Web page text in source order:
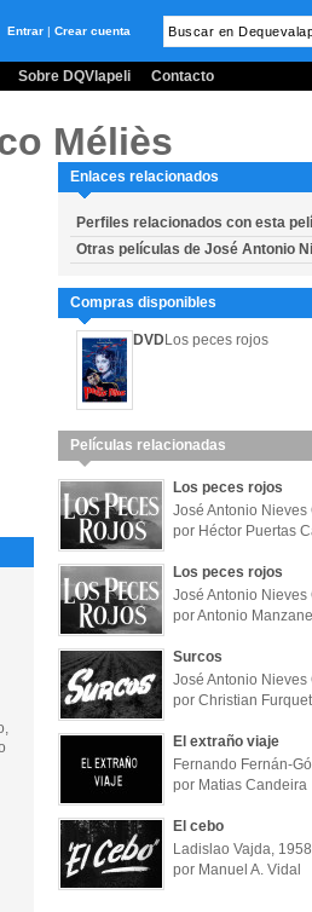
Entrar | Crear cuenta
Sobre DQVlapeli Contacto
Méliès
Enlaces relacionados
Perfiles relacionados con esta
Otras películas de José Antonio
Compras disponibles
DVDLos peces rojos
Películas relacionadas
Los peces rojos
José Antonio Nieves
por Héctor Puertas
Los peces rojos
José Antonio Nieves
por Antonio
Surcos
José Antonio Nieves
por Christian Furquet
El extraño viaje
Fernando Fernán-
por Matias Candeira
El cebo
Ladislao Vajda, 1958
por Manuel A. Vidal